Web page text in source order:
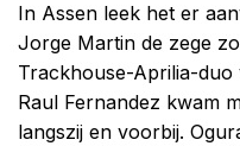
In Assen leek het er
Jorge Martin de zege
Trackhouse-Aprilia-duo
Raul Fernandez kwam
langszij en voorbij.